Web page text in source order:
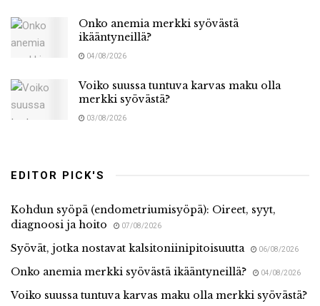
Onko anemia merkki syövästä
ikääntyneillä?
04/08/2026
Voiko suussa tuntuva karvas maku olla
merkki syövästä?
03/08/2026
EDITOR PICK'S
Kohdun syöpä (endometriumisyöpä): Oireet, syyt,
diagnoosi ja hoito
07/08/2026
Syövät, jotka nostavat kalsitoniinipitoisuutta 06/08/2026
Onko anemia merkki syövästä ikääntyneillä? 04/08/2026
Voiko suussa tuntuva karvas maku olla merkki syövästä?